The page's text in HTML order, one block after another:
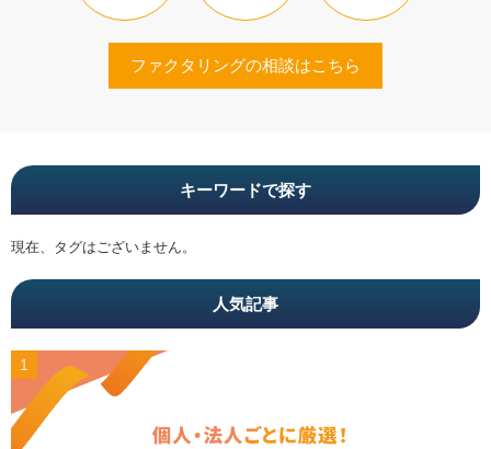
ファクタリングの相談はこちら
キーワードで探す
現在、タグはございません。
人気記事